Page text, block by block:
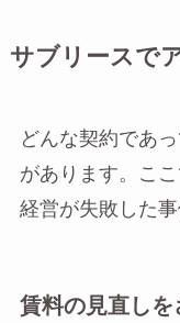
サブリースで
どんな契約であ
があります。こ
経営が失敗した事
賃料の見直し